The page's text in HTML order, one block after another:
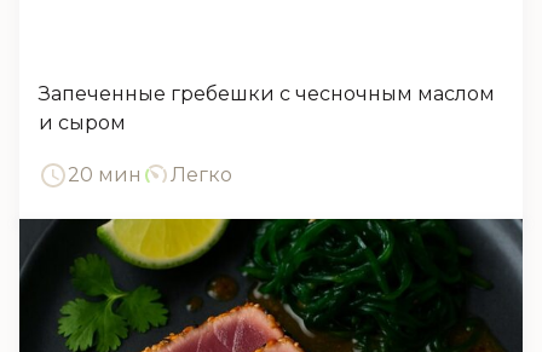
Запеченные гребешки с чесночным маслом
и сыром
20 мин Легко